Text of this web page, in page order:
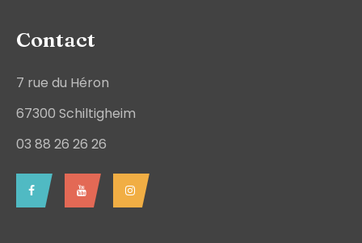
Contact
7 rue du Héron
67300 Schiltigheim
03 88 26 26 26